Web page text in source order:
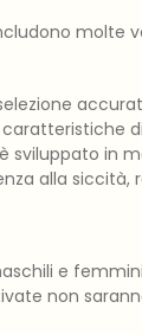
molte
sviluppato in
alla siccità,
e
non